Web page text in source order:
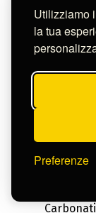
Utilizziamo
la tua
Preferenze